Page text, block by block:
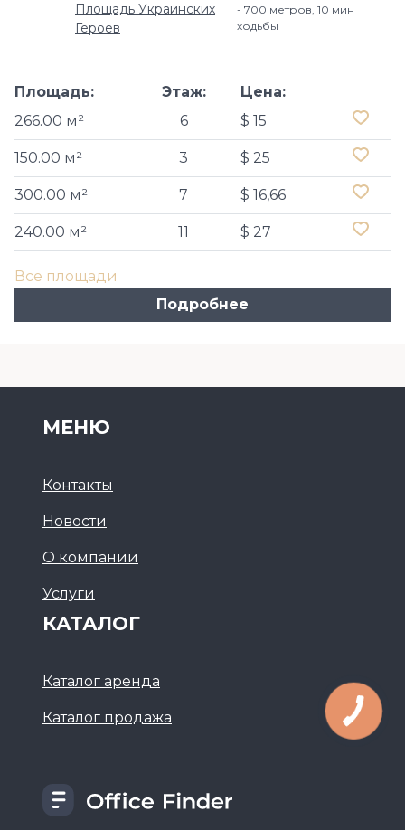
Площадь Украинских
Героев
700 метров, 10 мин
ходьбы
Площадь:
266.00 м²
Этаж:
6
Цена:
$ 15
150.00 м² 3 $ 25
300.00 м² 7 $ 16,66
240.00 м² 11 $ 27
Все площади
Подробнее
МЕНЮ
Контакты
Новости
О компании
Услуги
КАТАЛОГ
Каталог аренда
Каталог продажа